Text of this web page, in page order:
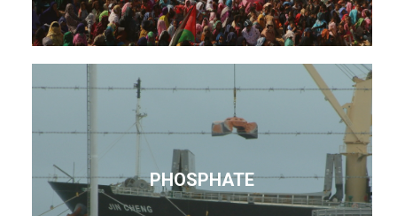
PHOSPHATE